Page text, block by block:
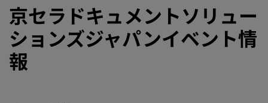
京セラドキュメントソリュー
ションズジャパンイベント情
報